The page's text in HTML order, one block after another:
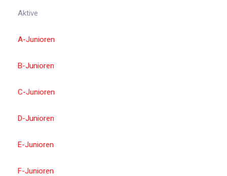
Aktive
A-Junioren
B-Junioren
C-Junioren
D-Junioren
E-Junioren
F-Junioren